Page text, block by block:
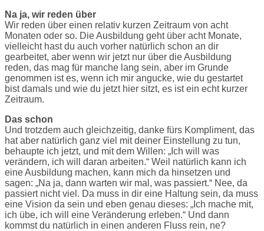
Na ja, wir reden über
Wir reden über einen relativ kurzen Zeitraum von acht
Monaten oder so. Die Ausbildung geht über acht Monate,
vielleicht hast du auch vorher natürlich schon an dir
gearbeitet, aber wenn wir jetzt nur über die Ausbildung
reden, das mag für manche lang sein, aber im Grunde
genommen ist es, wenn ich mir angucke, wie du gestartet
bist damals und wie du jetzt hier sitzt, es ist ein echt kurzer
Zeitraum.
Das schon
Und trotzdem auch gleichzeitig, danke fürs Kompliment, das
hat aber natürlich ganz viel mit deiner Einstellung zu tun,
behaupte ich jetzt, und mit dem Willen: „Ich will was
verändern, ich will daran arbeiten.“ Weil natürlich kann ich
eine Ausbildung machen, kann mich da hinsetzen und
sagen: „Na ja, dann warten wir mal, was passiert.“ Nee, da
passiert nicht viel. Da muss in dir eine Haltung sein, da muss
eine Vision da sein und eben genau dieses: „Ich mache mit,
ich übe, ich will eine Veränderung erleben.“ Und dann
kommst du natürlich in einen anderen Fluss rein, ne?